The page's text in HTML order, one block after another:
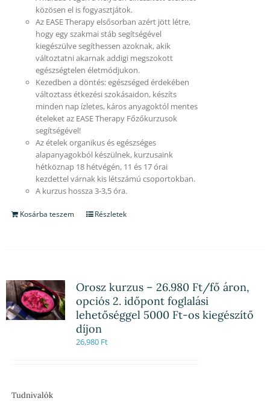
közösen el is fogyasztjátok.
Az EASE Therapy elsősorban azért jött létre,
hogy egy szakmai stáb segítségével
kiegészülve segíthessen azoknak, akik
változtatni akarnak addigi megszokott
egészségtelen életmódjukon.
Kezedben a döntés: egészséged érdekében
változtass étkezési szokásaidon, készíts
minden nap ízletes, káros anyagoktól mentes
ételeket az EASE Therapy Főzőkurzusok
segítségével!
Az ételek organikus és egészséges
alapanyagokból készülnek, kurzusaink
hétköznap 18 hétvégén, 11 és 17 órai
kezdettel várnak kis létszámú csoportokban.
A kurzus hossza 3-3,5 óra.
Kosárba teszem Részletek
Orosz kurzus – 26.980 Ft/fő áron,
opciós 2. időpont foglalási
lehetőséggel 5000 Ft-os kiegészítő
díjon
26,980 Ft
Tudnivalók